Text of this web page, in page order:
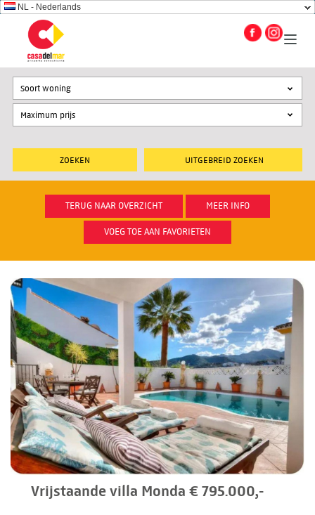
NL - Nederlands
UITGEBREID ZOEKEN
Soort woning
TERUG NAAR OVERZICHT MEER INFO
VOEG TOE AAN FAVORIETEN
Vrijstaande villa Monda € 795.000,-